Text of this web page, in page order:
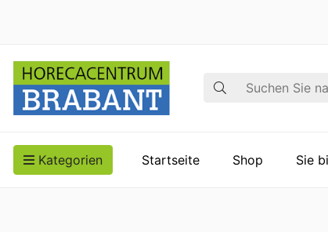
Suche
Kategorien Startseite Shop Sie